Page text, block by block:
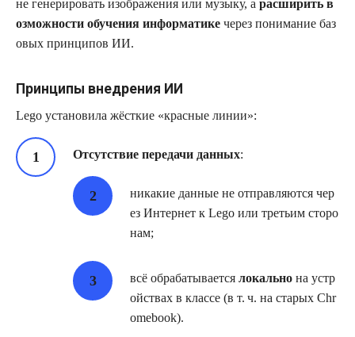
не генерировать изображения или музыку, а расширить в
озможности обучения информатике через понимание баз
овых принципов ИИ.
Принципы внедрения ИИ
Lego установила жёсткие «красные линии»:
Отсутствие передачи данных:
никакие данные не отправляются чер
ез Интернет к Lego или третьим сторо
нам;
всё обрабатывается локально на устр
ойствах в классе (в т. ч. на старых Chr
omebook).